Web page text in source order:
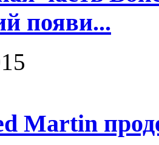
появи...
Martin